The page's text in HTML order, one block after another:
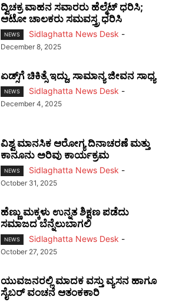
ದ್ವಿಚಕ್ರ ವಾಹನ ಸವಾರರು ಹೆಲ್ಮೆಟ್ ಧರಿಸಿ;
ಆಟೋ ಚಾಲಕರು ಸಮವಸ್ತ್ರ ಧರಿಸಿ
NEWS Sidlaghatta News Desk -
December 8, 2025
ಏಡ್ಸ್‌ಗೆ ಚಿಕಿತ್ಸೆ ಇದ್ದು, ಸಾಮಾನ್ಯ ಜೀವನ ಸಾಧ್ಯ
NEWS Sidlaghatta News Desk -
December 4, 2025
ವಿಶ್ವ ಮಾನಸಿಕ ಆರೋಗ್ಯ ದಿನಾಚರಣೆ ಮತ್ತು
ಕಾನೂನು ಅರಿವು ಕಾರ್ಯಕ್ರಮ
NEWS Sidlaghatta News Desk -
October 31, 2025
ಹೆಣ್ಣು ಮಕ್ಕಳು ಉನ್ನತ ಶಿಕ್ಷಣ ಪಡೆದು
ಸಮಾಜದ ಬೆನ್ನೆಲುಬಾಗಲಿ
NEWS Sidlaghatta News Desk -
October 27, 2025
ಯುವಜನರಲ್ಲಿ ಮಾದಕ ವಸ್ತು ವ್ಯಸನ ಹಾಗೂ
ಸೈಬರ್ ವಂಚನೆ ಆತಂಕಕಾರಿ